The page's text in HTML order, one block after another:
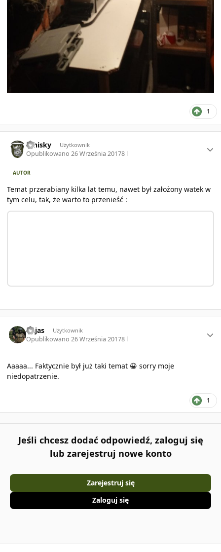
1
Whisky Użytkownik
Opublikowano26 Września 20178 l
AUTOR
Temat przerabiany kilka lat temu, nawet był założony watek w
tym celu, tak, że warto to przenieść :
Dajas Użytkownik
Opublikowano26 Września 20178 l
Aaaaa... Faktycznie był już taki temat 😀 sorry moje
niedopatrzenie.
1
Jeśli chcesz dodać odpowiedź, zaloguj się
lub zarejestruj nowe konto
Zarejestruj się
Zaloguj się